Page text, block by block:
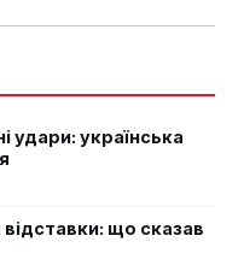
удари: українська
що сказав